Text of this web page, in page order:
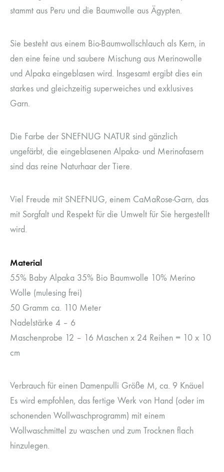
stammt aus Peru und die Baumwolle aus Ägypten.
Sie besteht aus einem Bio-Baumwollschlauch als Kern, in
den eine feine und saubere Mischung aus Merinowolle
und Alpaka eingeblasen wird. Insgesamt ergibt dies ein
starkes und gleichzeitig superweiches und exklusives
Garn.
Die Farbe der SNEFNUG NATUR sind gänzlich
ungefärbt, die eingeblasenen Alpaka- und Merinofasern
sind das reine Naturhaar der Tiere.
Viel Freude mit SNEFNUG, einem CaMaRose-Garn, das
mit Sorgfalt und Respekt für die Umwelt für Sie hergestellt
wird.
Material
55% Baby Alpaka 35% Bio Baumwolle 10% Merino
Wolle (mulesing frei)
50 Gramm ca. 110 Meter
Nadelstärke 4 – 6
Maschenprobe 12 – 16 Maschen x 24 Reihen = 10 x 10
cm
Verbrauch für einen Damenpulli Größe M, ca. 9 Knäuel
Es wird empfohlen, das fertige Werk von Hand (oder im
schonenden Wollwaschprogramm) mit einem
Wollwaschmittel zu waschen und zum Trocknen flach
hinzulegen.